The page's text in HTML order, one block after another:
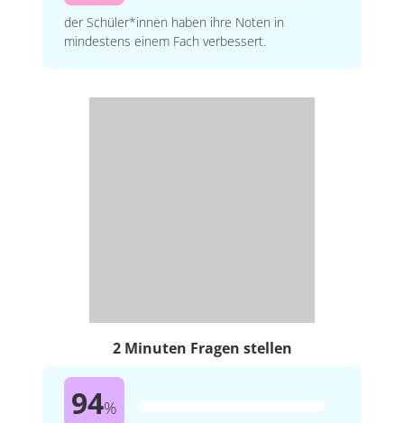
der Schüler*innen haben ihre Noten in
mindestens einem Fach verbessert.
2 Minuten Fragen stellen
94%